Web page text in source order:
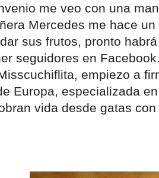
me veo con una
Mercedes me hace
sus frutos, pronto
seguidores en
empiezo a
Europa, especializada
vida desde gatas